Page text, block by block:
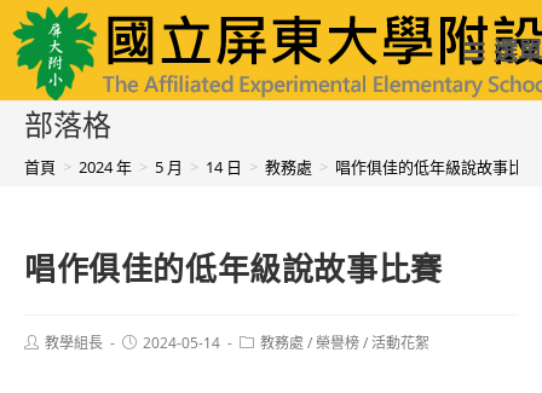
跳
轉
至
國立屏東大學附設實驗國民小學 選單
部落格
首頁 > 2024 年 > 5 月 > 14 日 > 教務處 > 唱作俱佳的低年級說故事比賽
唱作俱佳的低年級說故事比賽
Post教學組長
Post2024-05-14
Post教務處 /榮譽榜/活動花絮